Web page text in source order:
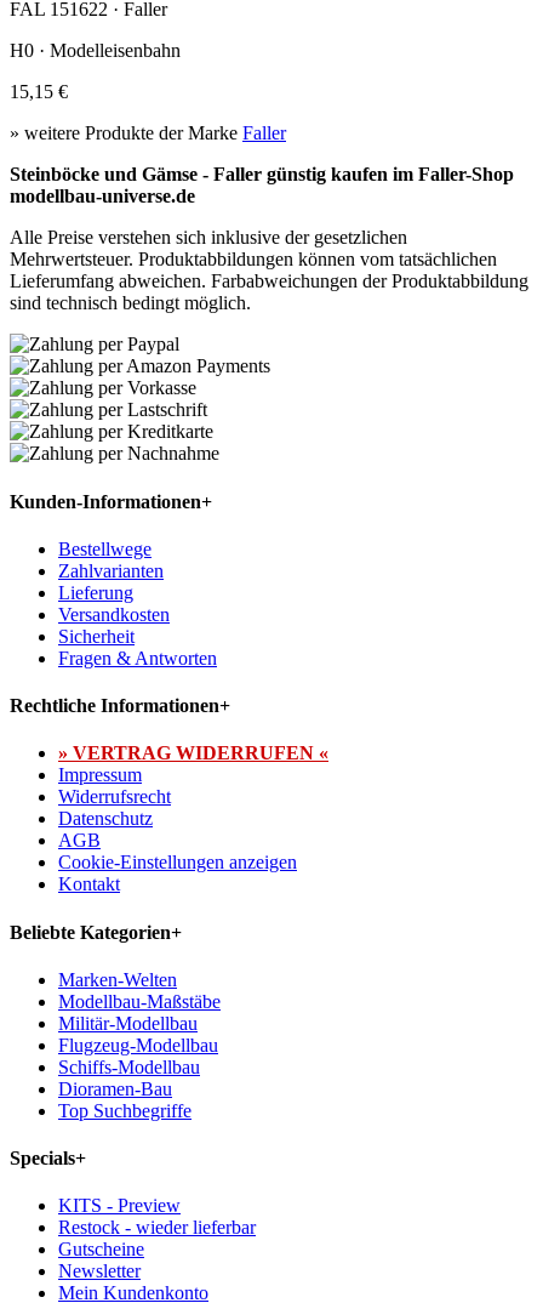
FAL 151622 · Faller
H0 · Modelleisenbahn
15,15 €
» weitere Produkte der Marke Faller
Steinböcke und Gämse - Faller günstig kaufen im Faller-Shop
modellbau-universe.de
Alle Preise verstehen sich inklusive der gesetzlichen
Mehrwertsteuer. Produktabbildungen können vom tatsächlichen
Lieferumfang abweichen. Farbabweichungen der Produktabbildung
sind technisch bedingt möglich.
Kunden-Informationen+
Bestellwege
Zahlvarianten
Lieferung
Versandkosten
Sicherheit
Fragen & Antworten
Rechtliche Informationen+
» VERTRAG WIDERRUFEN «
Impressum
Widerrufsrecht
Datenschutz
AGB
Cookie-Einstellungen anzeigen
Kontakt
Beliebte Kategorien+
Marken-Welten
Modellbau-Maßstäbe
Militär-Modellbau
Flugzeug-Modellbau
Schiffs-Modellbau
Dioramen-Bau
Top Suchbegriffe
Specials+
KITS - Preview
Restock - wieder lieferbar
Gutscheine
Newsletter
Mein Kundenkonto